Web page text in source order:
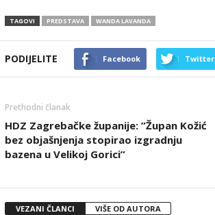
TAGOVI PREDSTAVA WANDA LAVANDA
PODIJELITE Facebook Twitter
Prethodni članak
HDZ Zagrebačke županije: ”Župan Kožić
bez objašnjenja stopirao izgradnju
bazena u Velikoj Gorici”
VEZANI ČLANCI VIŠE OD AUTORA